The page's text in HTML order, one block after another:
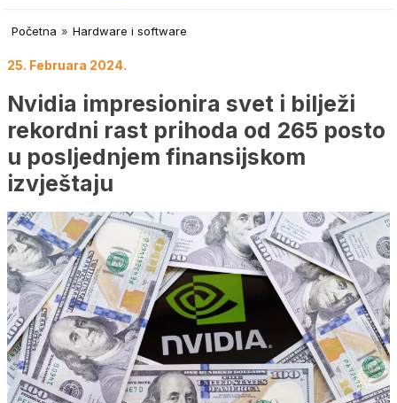
Početna » Hardware i software
25. Februara 2024.
Nvidia impresionira svet i bilježi
rekordni rast prihoda od 265 posto
u posljednjem finansijskom
izvještaju